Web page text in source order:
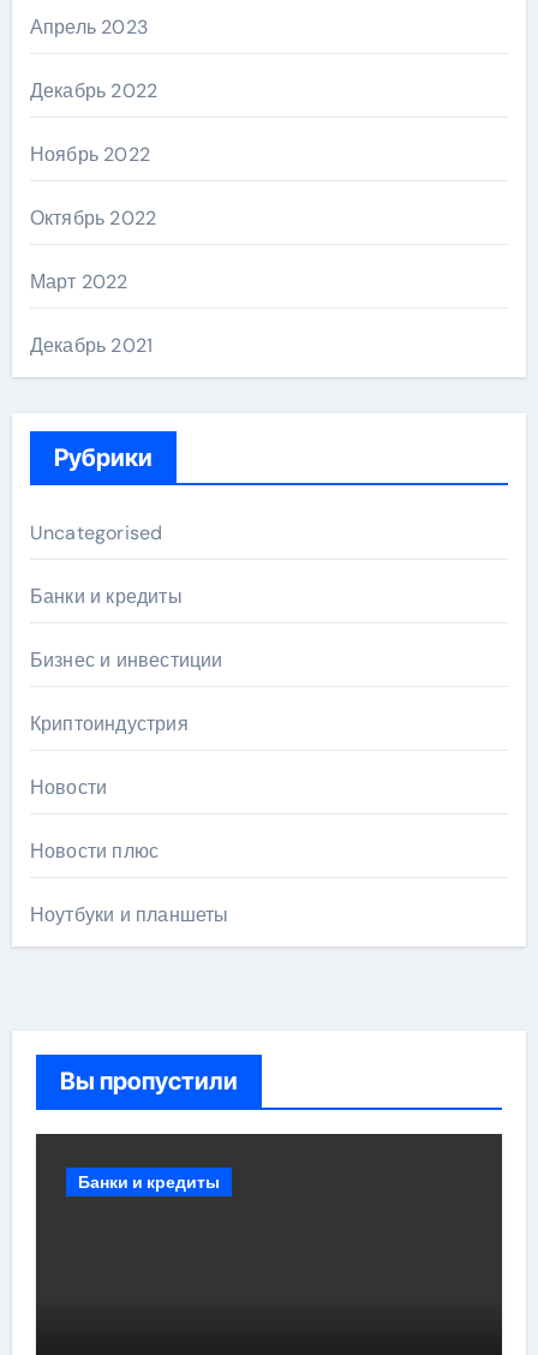
Апрель 2023
Декабрь 2022
Ноябрь 2022
Октябрь 2022
Март 2022
Декабрь 2021
Рубрики
Uncategorised
Банки и кредиты
Бизнес и инвестиции
Криптоиндустрия
Новости
Новости плюс
Ноутбуки и планшеты
Вы пропустили
Банки и кредиты